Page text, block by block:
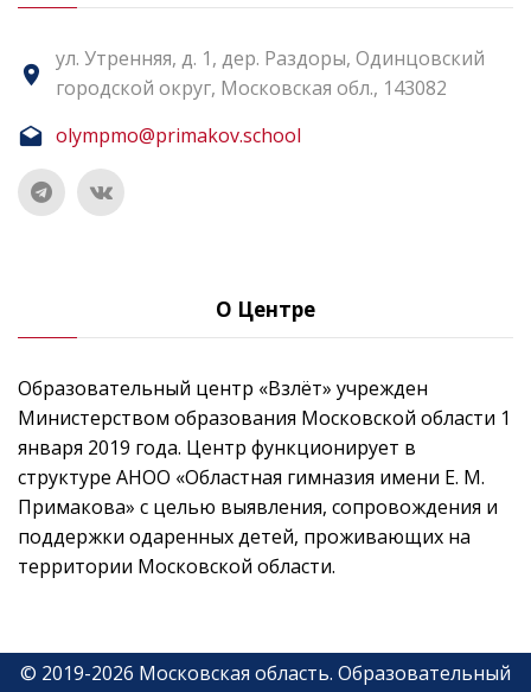
ул. Утренняя, д. 1, дер. Раздоры, Одинцовский
городской округ, Московская обл., 143082
olympmo@primakov.school
О Центре
Образовательный центр «Взлёт» учрежден
Министерством образования Московской области 1
января 2019 года. Центр функционирует в
структуре АНОО «Областная гимназия имени Е. М.
Примакова» с целью выявления, сопровождения и
поддержки одаренных детей, проживающих на
территории Московской области.
© 2019-2026 Московская область. Образовательный